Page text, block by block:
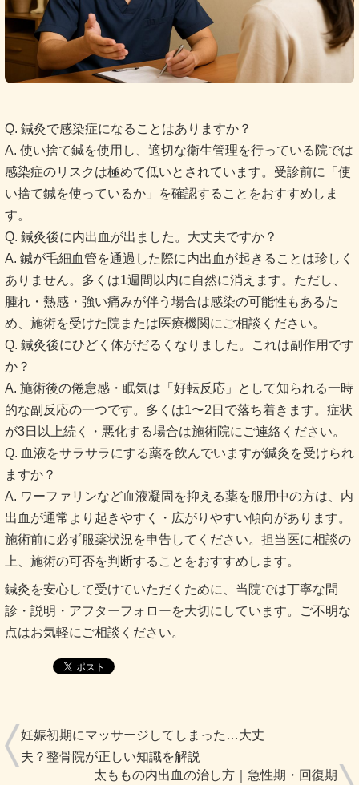
Q. 鍼灸で感染症になることはありますか？
A. 使い捨て鍼を使用し、適切な衛生管理を行っている院では
感染症のリスクは極めて低いとされています。受診前に「使
い捨て鍼を使っているか」を確認することをおすすめしま
す。
Q. 鍼灸後に内出血が出ました。大丈夫ですか？
A. 鍼が毛細血管を通過した際に内出血が起きることは珍しく
ありません。多くは1週間以内に自然に消えます。ただし、
腫れ・熱感・強い痛みが伴う場合は感染の可能性もあるた
め、施術を受けた院または医療機関にご相談ください。
Q. 鍼灸後にひどく体がだるくなりました。これは副作用です
か？
A. 施術後の倦怠感・眠気は「好転反応」として知られる一時
的な副反応の一つです。多くは1〜2日で落ち着きます。症状
が3日以上続く・悪化する場合は施術院にご連絡ください。
Q. 血液をサラサラにする薬を飲んでいますが鍼灸を受けられ
ますか？
A. ワーファリンなど血液凝固を抑える薬を服用中の方は、内
出血が通常より起きやすく・広がりやすい傾向があります。
施術前に必ず服薬状況を申告してください。担当医に相談の
上、施術の可否を判断することをおすすめします。
鍼灸を安心して受けていただくために、当院では丁寧な問
診・説明・アフターフォローを大切にしています。ご不明な
点はお気軽にご相談ください。
妊娠初期にマッサージしてしまった…大丈
夫？整骨院が正しい知識を解説
太ももの内出血の治し方｜急性期・回復期